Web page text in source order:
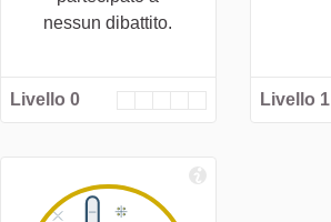
nessun dibattito.
Livello 0 Livello 1